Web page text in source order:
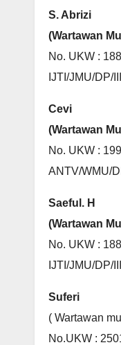
S. Abrizi
(Wartawan
No. UKW :
IJTI/JMU/DP/
Cevi
(Wartawan
No. UKW :
ANTV/WMU/
Saeful. H
(Wartawan
No. UKW :
IJTI/JMU/DP/
Suferi
( Wartawan
No.UKW :